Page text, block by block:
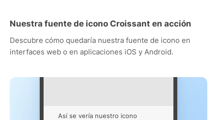
Nuestra fuente de icono Croissant en acción
Descubre cómo quedaría nuestra fuente de icono en
interfaces web o en aplicaciones iOS y Android.
Así se vería nuestro icono